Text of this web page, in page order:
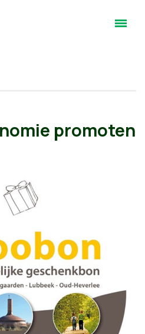
promoten